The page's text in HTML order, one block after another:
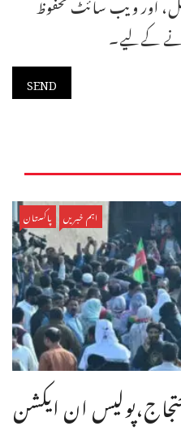
کےلیے۔
اہم خبریں پاکستان
ان ایکشن